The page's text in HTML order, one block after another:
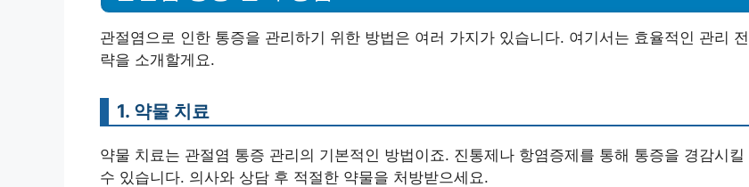
관절염으로 인한 통증을 관리하기 위한 방법은 여러 가지가 있습니다. 여기서는 효율적인 관리 전
략을 소개할게요.
1. 약물 치료
약물 치료는 관절염 통증 관리의 기본적인 방법이죠. 진통제나 항염증제를 통해 통증을 경감시킬
수 있습니다. 의사와 상담 후 적절한 약물을 처방받으세요.